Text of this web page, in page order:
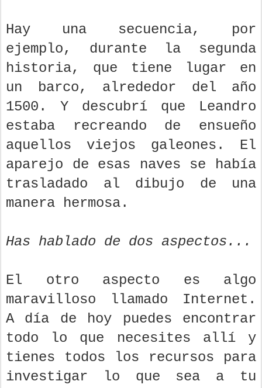
Hay una secuencia, por
ejemplo, durante la segunda
historia, que tiene lugar en
un barco, alrededor del año
1500. Y descubrí que Leandro
estaba recreando de ensueño
aquellos viejos galeones. El
aparejo de esas naves se había
trasladado al dibujo de una
manera hermosa.
Has hablado de dos aspectos...
El otro aspecto es algo
maravilloso llamado Internet.
A día de hoy puedes encontrar
todo lo que necesites allí y
tienes todos los recursos para
investigar lo que sea a tu